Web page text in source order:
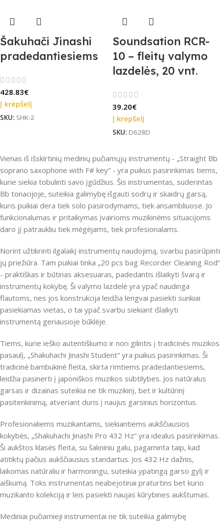
Šakuhači Jinashi
pradedantiesiems
428.83€
Į krepšelį
SKU: SHK-2
Soundsation RCR-
10 – fleitų valymo
lazdelės, 20 vnt.
39.20€
Į krepšelį
SKU: D628D
Vienas iš išskirtinių medinių pučiamųjų instrumentų - „Straight Bb
soprano saxophone with F# key“ - yra puikus pasirinkimas tiems,
kurie siekia tobulinti savo įgūdžius. Šis instrumentas, suderintas
Bb tonacijoje, suteikia galimybę išgauti sodrų ir skaidrų garsą,
kuris puikiai dera tiek solo pasirodymams, tiek ansambliuose. Jo
funkcionalumas ir pritaikymas įvairioms muzikinėms situacijoms
daro jį patraukliu tiek mėgėjams, tiek profesionalams.
Norint užtikrinti ilgalaikį instrumentų naudojimą, svarbu pasirūpinti
jų priežiūra. Tam puikiai tinka „20 pcs bag Recorder Cleaning Rod“
- praktiškas ir būtinas aksesuaras, padedantis išlaikyti švarą ir
instrumentų kokybę. Ši valymo lazdelė yra ypač naudinga
flautoms, nes jos konstrukcija leidžia lengvai pasiekti sunkiai
pasiekiamas vietas, o tai ypač svarbu siekiant išlaikyti
instrumentą geriausioje būklėje.
Tiems, kurie ieško autentiškumo ir nori gilintis į tradicinės muzikos
pasaulį, „Shakuhachi Jinashi Student“ yra puikus pasirinkimas. Ši
tradicinė bambukinė fleita, skirta rimtiems pradedantiesiems,
leidžia pasinerti į japoniškos muzikos subtilybes. Jos natūralus
garsas ir dizainas suteikia ne tik muzikinį, bet ir kultūrinį
pasitenkinimą, atveriant duris į naujus garsinius horizontus.
Profesionaliems muzikantams, siekiantiems aukščiausios
kokybės, „Shakuhachi Jinashi Pro 432 Hz“ yra idealus pasirinkimas.
Ši aukštos klasės fleita, su šakniniu galu, pagaminta taip, kad
atitiktų pačius aukščiausius standartus. Jos 432 Hz dažnis,
laikomas natūraliu ir harmoningu, suteikia ypatingą garso gylį ir
aiškumą. Toks instrumentas neabejotinai praturtins bet kurio
muzikanto kolekciją ir leis pasiekti naujas kūrybines aukštumas.
Mediniai pučiamieji instrumentai ne tik suteikia galimybę